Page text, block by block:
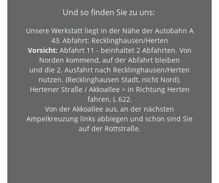
Und so finden Sie zu uns:
Unsere Werkstatt liegt in der Nähe der Autobahn A
43, Abfahrt: Recklinghausen/Herten
Vorsicht: Abfahrt 11 - beinhaltet 2 Abfahrten. Von
Norden kommend, auf der Abfahrt bleiben
und die 2. Ausfahrt nach Recklinghausen/Herten
nutzen. (Recklinghausen Stadt, nicht Nord).
Hertener Straße / Akkoallee > in Richtung Herten
fahren, L 622.
Von der Akkoallee aus, an der nächsten
Ampelkreuzung links abbiegen und schon sind Sie
auf der Rottstraße.